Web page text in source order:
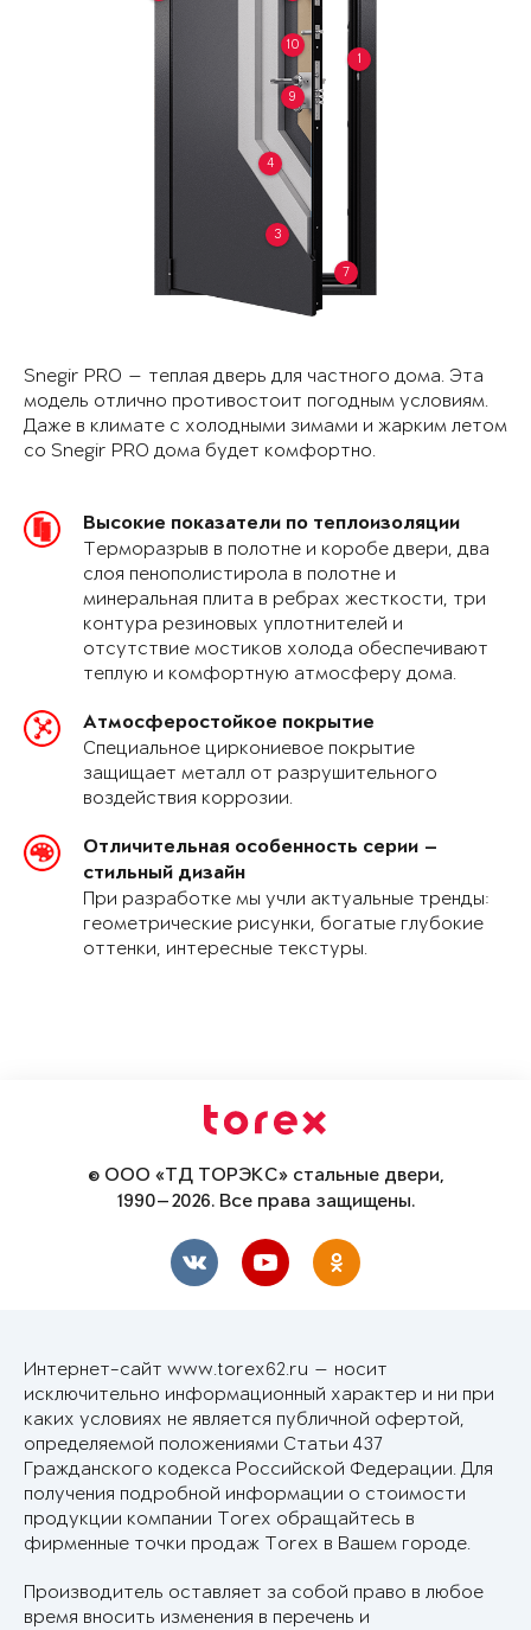
1
3
4
7
9
10
Snegir PRO — теплая дверь для частного дома. Эта
модель отлично противостоит погодным условиям.
Даже в климате с холодными зимами и жарким летом
со Snegir PRO дома будет комфортно.
Высокие показатели по теплоизоляции
Терморазрыв в полотне и коробе двери, два
слоя пенополистирола в полотне и
минеральная плита в ребрах жесткости, три
контура резиновых уплотнителей и
отсутствие мостиков холода обеспечивают
теплую и комфортную атмосферу дома.
Атмосферостойкое покрытие
Специальное циркониевое покрытие
защищает металл от разрушительного
воздействия коррозии.
Отличительная особенность серии —
стильный дизайн
При разработке мы учли актуальные тренды:
геометрические рисунки, богатые глубокие
оттенки, интересные текстуры.
© ООО «ТД ТОРЭКС» стальные двери,
1990—2026. Все права защищены.
Интернет-сайт www.torex62.ru — носит
исключительно информационный характер и ни при
каких условиях не является публичной офертой,
определяемой положениями Статьи 437
Гражданского кодекса Российской Федерации. Для
получения подробной информации о стоимости
продукции компании Torex обращайтесь в
фирменные точки продаж Torex в Вашем городе.
Производитель оставляет за собой право в любое
время вносить изменения в перечень и